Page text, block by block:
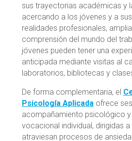
sus trayectorias académicas y
acercando a los jóvenes y a
realidades profesionales,
comprensión del mundo del
jóvenes pueden tener una
anticipada mediante visitas al
laboratorios, bibliotecas y
De forma complementaria, el
Psicología Aplicadaofrece
acompañamiento psicológico
vocacional individual, dirigidas
atraviesan procesos de